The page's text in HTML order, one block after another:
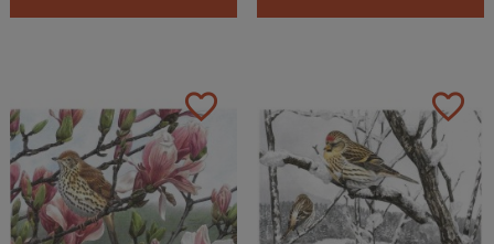
favorite_border favorite_border